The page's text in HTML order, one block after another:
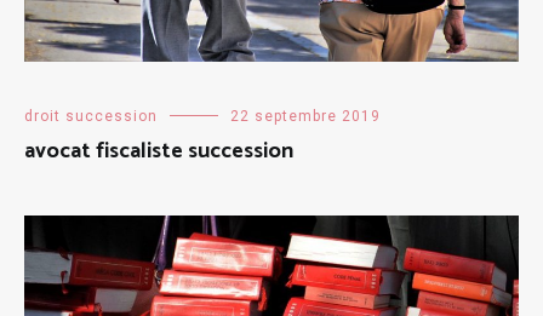
droit succession 22 septembre 2019
avocat fiscaliste succession